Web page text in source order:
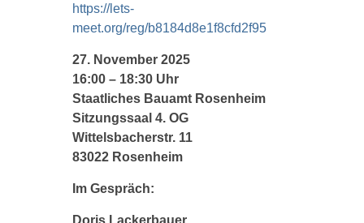
https://lets-
meet.org/reg/b8184d8e1f8cfd2f95
27. November 2025
16:00 – 18:30 Uhr
Staatliches Bauamt Rosenheim
Sitzungssaal 4. OG
Wittelsbacherstr. 11
83022 Rosenheim
Im Gespräch:
Doris Lackerbauer